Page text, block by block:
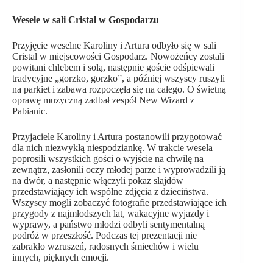
Wesele w sali Cristal w Gospodarzu
Przyjęcie weselne Karoliny i Artura odbyło się w sali
Cristal w miejscowości Gospodarz. Nowożeńcy zostali
powitani chlebem i solą, następnie goście odśpiewali
tradycyjne „gorzko, gorzko”, a później wszyscy ruszyli
na parkiet i zabawa rozpoczęła się na całego. O świetną
oprawę muzyczną zadbał zespół New Wizard z
Pabianic.
Przyjaciele Karoliny i Artura postanowili przygotować
dla nich niezwykłą niespodziankę. W trakcie wesela
poprosili wszystkich gości o wyjście na chwilę na
zewnątrz, zasłonili oczy młodej parze i wyprowadzili ją
na dwór, a następnie włączyli pokaz slajdów
przedstawiający ich wspólne zdjęcia z dzieciństwa.
Wszyscy mogli zobaczyć fotografie przedstawiające ich
przygody z najmłodszych lat, wakacyjne wyjazdy i
wyprawy, a państwo młodzi odbyli sentymentalną
podróż w przeszłość. Podczas tej prezentacji nie
zabrakło wzruszeń, radosnych śmiechów i wielu
innych, pięknych emocji.